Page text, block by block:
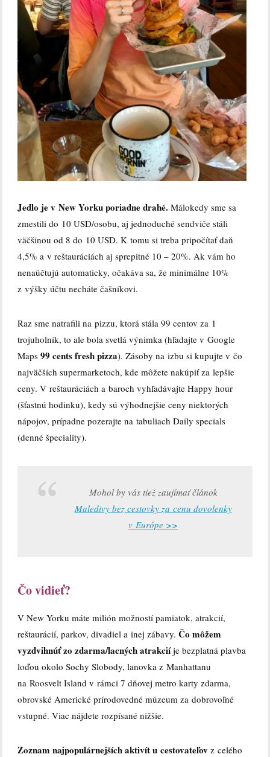
Jedlo je v New Yorku poriadne drahé. Málokedy sme sa
zmestili do 10 USD/osobu, aj jednoduché sendviče stáli
väčšinou od 8 do 10 USD. K tomu si treba pripočítať daň
4,5% a v reštauráciách aj sprepitné 10 – 20%. Ak vám ho
nenaúčtujú automaticky, očakáva sa, že minimálne 10%
z výšky účtu necháte čašníkovi.
Raz sme natrafili na pizzu, ktorá stála 99 centov za 1
trojuholník, to ale bola svetlá výnimka (hľadajte v Google
Maps99 cents fresh pizza). Zásoby na izbu si kupujte v čo
najväčších supermarketoch, kde môžete nakúpiť za lepšie
ceny. V reštauráciách a baroch vyhľadávajte Happy hour
(šťastnú hodinku), kedy sú výhodnejšie ceny niektorých
nápojov, prípadne pozerajte na tabuliach Daily specials
(denné špeciality).
Mohol by vás tiež zaujímať článok
Maledivy bez cestovky za cenu dovolenky
v Európe >>
Čo vidieť?
V New Yorku máte milión možností pamiatok, atrakcií,
reštaurácií, parkov, divadiel a inej zábavy.Čo môžem
vyzdvihnúť zo zdarma/lacných atrakciíje bezplatná plavba
loďou okolo Sochy Slobody, lanovka z Manhattanu
na Roosvelt Island v rámci 7 dňovej metro karty zdarma,
obrovské Americké prírodovedné múzeum za dobrovoľné
vstupné. Viac nájdete rozpísané nižšie.
Zoznam najpopulárnejších aktivít u cestovateľov z celého